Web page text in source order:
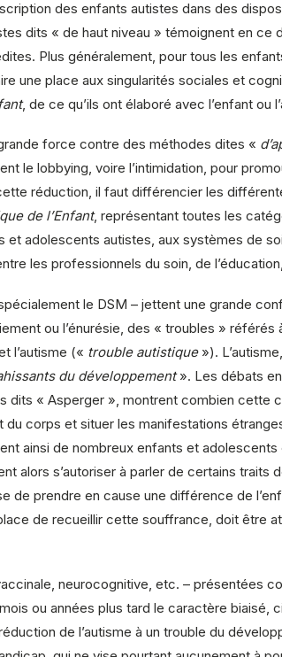
des enfants autistes dans des
dits « de haut niveau » témoignent en ce
Plus généralement, pour tous les
une place aux singularités sociales et
, de ce qu’ils ont élaboré avec l’enfant ou
force contre des méthodes dites «
le lobbying, voire l’intimidation, pour
réduction, il faut différencier les
de l’Enfant, représentant toutes les
adolescents autistes, aux systèmes de
les professionnels du soin, de
le DSM – jettent une grande
ou l’énurésie, des « troubles »
l’autisme (« trouble autistique»).
du développement». Les débats
dits « Asperger », montrent combien
du corps et situer les manifestations
ainsi de nombreux enfants et
alors s’autoriser à parler de certains traits
de prendre en cause une différence de
de recueillir cette souffrance, doit être
neurocognitive, etc. – présentées
ou années plus tard le caractère
de l’autisme à un trouble du